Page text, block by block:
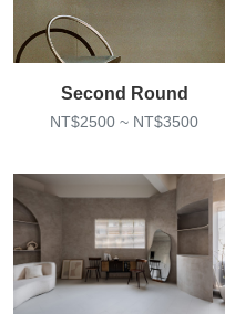
Second Round
NT$2500 ~ NT$3500